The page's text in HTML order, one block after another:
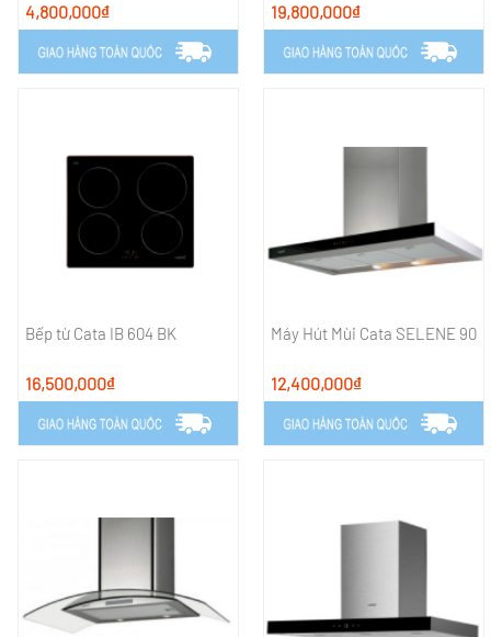
4,800,000₫ 19,800,000₫
Bếp từ Cata IB 604 BK
16,500,000₫
Máy Hút Mùi Cata SELENE 90
12,400,000₫